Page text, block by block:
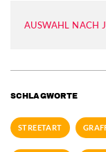
AUSWAHL NACH
SCHLAGWORTE
STREETART